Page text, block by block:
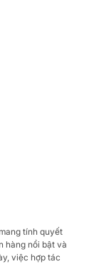
tính quyết
hàng nổi bật và
việc hợp tác